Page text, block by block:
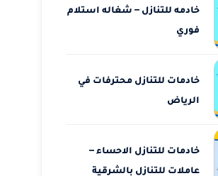
خادمه للتنازل – شغاله استلام
فوري
خادمات للتنازل محترفات في
الرياض
خادمات للتنازل الاحساء –
عاملات للتنازل بالشرقية